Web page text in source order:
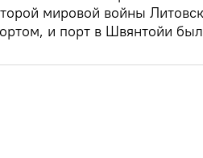
мировой войны
и порт в Швянтойи